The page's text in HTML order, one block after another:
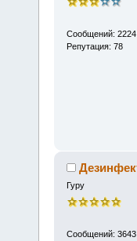
Сообщений: 2224
Репутация: 78
Гуру
Сообщений: 3643